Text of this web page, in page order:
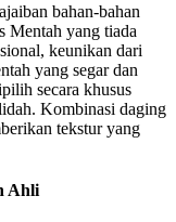
bahan-bahan
Mentah yang tiada
keunikan dari
yang segar dan
secara khusus
Kombinasi daging
tekstur yang
Ahli